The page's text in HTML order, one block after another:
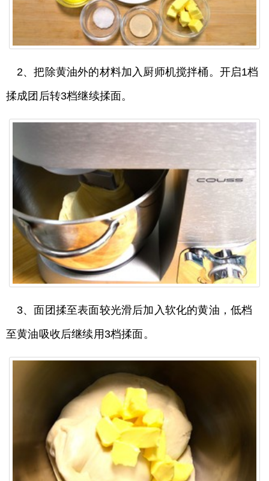
2、把除黄油外的材料加入厨师机搅拌桶。开启1档
揉成团后转3档继续揉面。
3、面团揉至表面较光滑后加入软化的黄油，低档
至黄油吸收后继续用3档揉面。